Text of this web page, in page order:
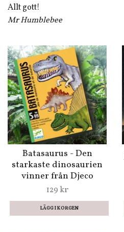
Allt gott!
Mr Humblebee
Batasaurus - Den
starkaste dinosaurien
vinner från Djeco
129 kr